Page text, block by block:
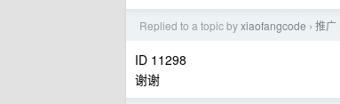
Replied to a topic byxiaofangcode › 推广
ID 11298
谢谢